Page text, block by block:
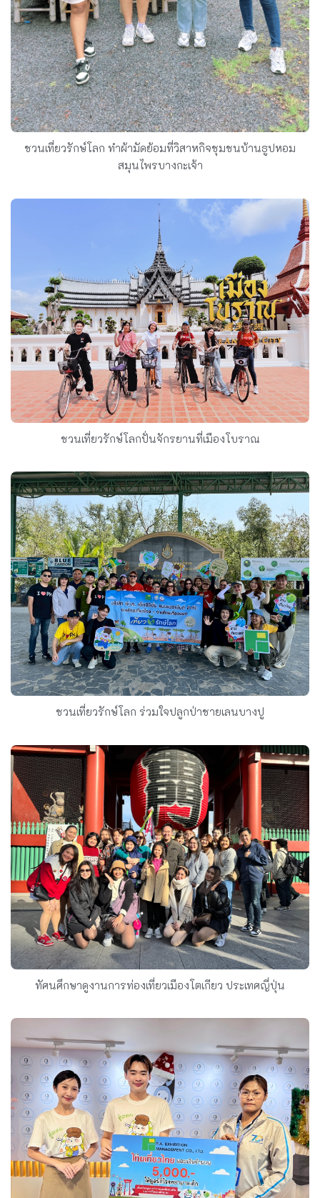
ชวนเที่ยวรักษ์โลก ทำผ้ามัดย้อมที่วิสาหกิจชุมชนบ้านธูปหอม
สมุนไพรบางกะเจ้า
ชวนเที่ยวรักษ์โลกปั่นจักรยานที่เมืองโบราณ
ชวนเที่ยวรักษ์โลก ร่วมใจปลูกป่าชายเลนบางปู
ทัศนศึกษาดูงานการท่องเที่ยวเมืองโตเกียว ประเทศญี่ปุ่น